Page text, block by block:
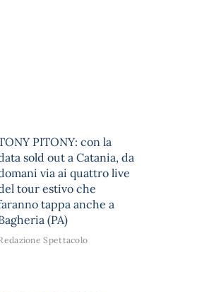
PITONY: con la
sold out a Catania, da
via ai quattro live
tour estivo che
tappa anche a
(PA)
Spettacolo